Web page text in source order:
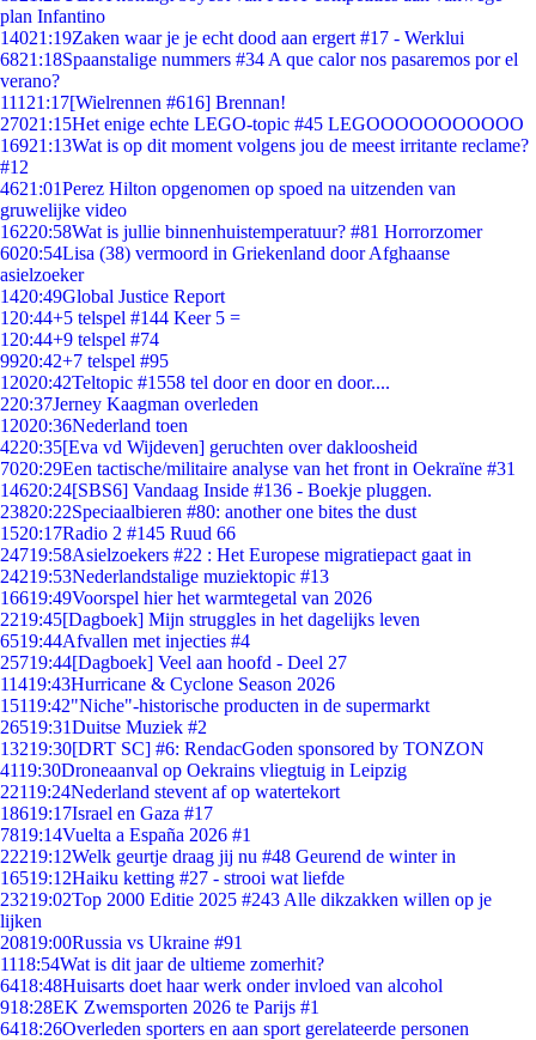
plan Infantino
14021:19Zaken waar je je echt dood aan ergert #17 - Werklui
6821:18Spaanstalige nummers #34 A que calor nos pasaremos por el
verano?
111 21:17[Wielrennen #616] Brennan!
27021:15Het enige echte LEGO-topic #45 LEGOOOOOOOOOOO
16921:13Wat is op dit moment volgens jou de meest irritante reclame?
#12
4621:01Perez Hilton opgenomen op spoed na uitzenden van
gruwelijke video
16220:58Wat is jullie binnenhuistemperatuur? #81 Horrorzomer
6020:54Lisa (38) vermoord in Griekenland door Afghaanse
asielzoeker
1420:49Global Justice Report
1 20:44+5 telspel #144 Keer 5 =
1 20:44+9 telspel #74
9920:42+7 telspel #95
12020:42Teltopic #1558 tel door en door en door....
220:37Jerney Kaagman overleden
12020:36Nederland toen
4220:35[Eva vd Wijdeven] geruchten over dakloosheid
7020:29Een tactische/militaire analyse van het front in Oekraïne #31
14620:24[SBS6] Vandaag Inside #136 - Boekje pluggen.
23820:22Speciaalbieren #80: another one bites the dust
1520:17Radio 2 #145 Ruud 66
24719:58Asielzoekers #22 : Het Europese migratiepact gaat in
24219:53Nederlandstalige muziektopic #13
16619:49Voorspel hier het warmtegetal van 2026
2219:45[Dagboek] Mijn struggles in het dagelijks leven
6519:44Afvallen met injecties #4
25719:44[Dagboek] Veel aan hoofd - Deel 27
11419:43Hurricane & Cyclone Season 2026
15119:42"Niche"-historische producten in de supermarkt
26519:31Duitse Muziek #2
13219:30[DRT SC] #6: RendacGoden sponsored by TONZON
4119:30Droneaanval op Oekrains vliegtuig in Leipzig
22119:24Nederland stevent af op watertekort
18619:17Israel en Gaza #17
7819:14Vuelta a España 2026 #1
22219:12Welk geurtje draag jij nu #48 Geurend de winter in
16519:12Haiku ketting #27 - strooi wat liefde
23219:02Top 2000 Editie 2025 #243 Alle dikzakken willen op je
lijken
20819:00Russia vs Ukraine #91
1118:54Wat is dit jaar de ultieme zomerhit?
6418:48Huisarts doet haar werk onder invloed van alcohol
918:28EK Zwemsporten 2026 te Parijs #1
6418:26Overleden sporters en aan sport gerelateerde personen